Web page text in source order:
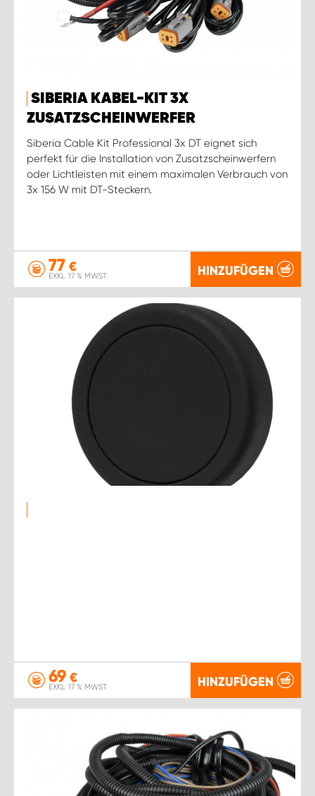
SIBERIA KABEL-KIT 3X
ZUSATZSCHEINWERFER
Siberia Cable Kit Professional 3x DT eignet sich
perfekt für die Installation von Zusatzscheinwerfern
oder Lichtleisten mit einem maximalen Verbrauch von
3x 156 W mit DT-Steckern.
77 €
EXKL. 17 % MWST. HINZUFÜGEN
69 €
EXKL. 17 % MWST. HINZUFÜGEN